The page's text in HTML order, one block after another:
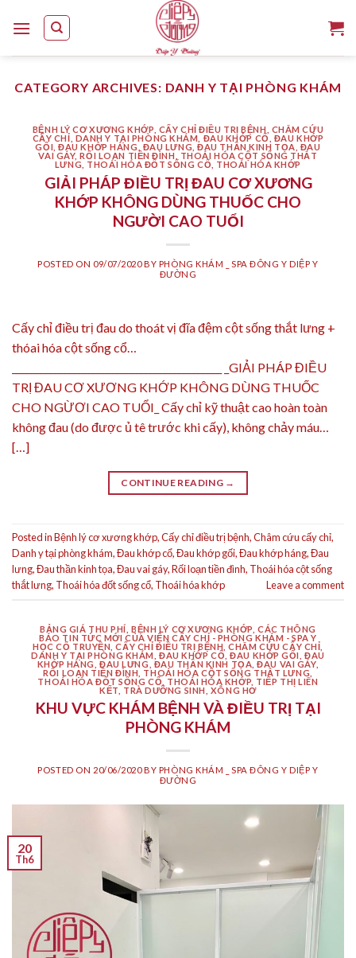
CATEGORY ARCHIVES: DANH Y TẠI PHÒNG KHÁM
BỆNH LÝ CƠ XƯƠNG KHỚP CẤY CHỈ ĐIỀU TRỊ BỆNH
CHÂM CỨU
CẤY CHỈ DANH Y TẠI PHÒNG KHÁM ĐAU KHỚP CỔ ĐAU KHỚP
GỐI ,ĐAU KHỚP HÁNG ĐAU LƯNG ,ĐAU THẦN KINH TỌA ĐAU
VAI GÁY,RỐI LOẠN TIỀN ĐÌNH
THOÁI HÓA CỘT SỐNG THẮT
LƯNG
THOÁI HÓA ĐỐT SỐNG CỔ THOÁI HÓA KHỚP
GIẢI PHÁP ĐIỀU TRỊ ĐAU CƠ XƯƠNG
KHỚP KHÔNG DÙNG THUỐC CHO
NGƯỜI CAO TUỔI
POSTED ON 09/07/2020BY PHÒNG KHÁM _ SPA ĐÔNG Y DIỆP Y
ĐƯỜNG
Cấy chỉ điều trị đau do thoát vị đĩa đệm cột sống thắt lưng +
thóai hóa cột sống cổ…
____________________________________________ _GIẢI PHÁP ĐIỀU
TRỊ ĐAU CƠ XƯƠNG KHỚP KHÔNG DÙNG THUỐC
CHO NGỪƠI CAO TUỔI_ Cấy chỉ kỹ thuật cao hoàn toàn
không đau (do được ủ tê trước khi cấy), không chảy máu…
[…]
CONTINUE READING →
Posted inBệnh lý cơ xương khớp,Cấy chỉ điều trị bệnh,Châm cứu cấy chỉ,
Danh y tại phòng khám,Đau khớp cổ,Đau khớp gối,Đau khớp háng,Đau
lưng,Đau thần kinh tọa,Đau vai gáy,Rối loạn tiền đình, Thoái hóa cột sống
thắt lưng, Thoái hóa đốt sống cổ, Thoái hóa khớp Leave a comment
BẢNG GIÁ THU PHÍ ,BỆNH LÝ CƠ XƯƠNG KHỚP CÁC THÔNG
BÁO TIN TỨC MỚI CỦA VIỆN CẤY CHỈ - PHÒNG KHÁM - SPA Y
HỌC CỔ TRUYỀN ,CẤY CHỈ ĐIỀU TRỊ BỆNH ,CHÂM CỨU CẤY CHỈ
DANH Y TẠI PHÒNG KHÁM
,ĐAU KHỚP CỔ ,ĐAU KHỚP GỐI ,ĐAU
KHỚP HÁNG
,ĐAU LƯNG ĐAU THẦN KINH TỌA ,ĐAU VAI GÁY,
RỐI LOẠN TIỀN ĐÌNH
THOÁI HÓA CỘT SỐNG THẮT LƯNG
THOÁI HÓA ĐỐT SỐNG CỔ
THOÁI HÓA KHỚP TIẾP THỊ LIÊN
KẾT
TRÀ DƯỠNG SINH XÔNG HƠ
KHU VỰC KHÁM BỆNH VÀ ĐIỀU TRỊ TẠI
PHÒNG KHÁM
POSTED ON 20/06/2020BY PHÒNG KHÁM _ SPA ĐÔNG Y DIỆP Y
ĐƯỜNG
20
Th6